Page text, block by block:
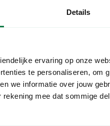
Details
ervaring op onze
te personaliseren, om
we informatie over jouw
mee dat sommige
ondersteunde